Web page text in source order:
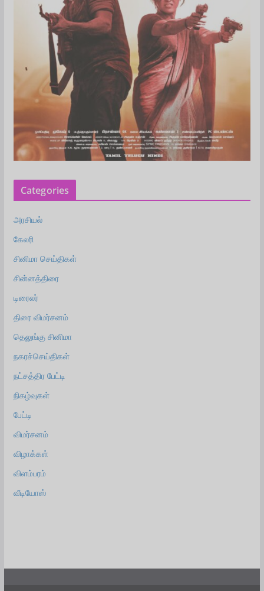
Categories
அரசியல்
கேலரி
சினிமா செய்திகள்
சின்னத்திரை
டிரைலர்
திரை விமர்சனம்
தெலுங்கு சினிமா
நகரச்செய்திகள்
நட்சத்திர பேட்டி
நிகழ்வுகள்
பேட்டி
விமர்சனம்
விழாக்கள்
விளம்பரம்
வீடியோஸ்